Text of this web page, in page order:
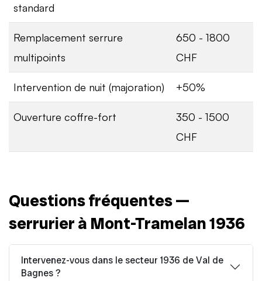
standard
Remplacement serrure
multipoints
650 - 1800
CHF
Intervention de nuit (majoration) +50%
Ouverture coffre-fort
350 - 1500
CHF
Questions fréquentes —
serrurier à Mont-Tramelan 1936
Intervenez-vous dans le secteur 1936 de Val de
Bagnes ?